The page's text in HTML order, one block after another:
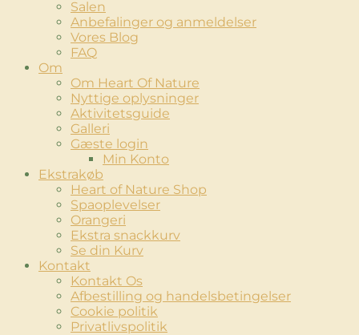
Salen
Anbefalinger og anmeldelser
Vores Blog
FAQ
Om
Om Heart Of Nature
Nyttige oplysninger
Aktivitetsguide
Galleri
Gæste login
Min Konto
Ekstrakøb
Heart of Nature Shop
Spaoplevelser
Orangeri
Ekstra snackkurv
Se din Kurv
Kontakt
Kontakt Os
Afbestilling og handelsbetingelser
Cookie politik
Privatlivspolitik